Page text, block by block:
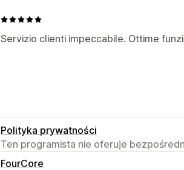
Servizio clienti impeccabile. Ottime
Polityka prywatności
Ten programista nie oferuje
FourCore